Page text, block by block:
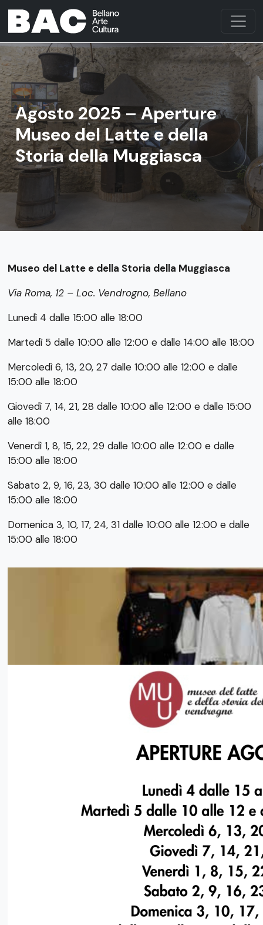
Agosto 2025 – Aperture
Museo del Latte e della
Storia della Muggiasca
Museo del Latte e della Storia della Muggiasca
Via Roma, 12 – Loc. Vendrogno, Bellano
Lunedì 4 dalle 15:00 alle 18:00
Martedì 5 dalle 10:00 alle 12:00 e dalle 14:00 alle 18:00
Mercoledì 6, 13, 20, 27 dalle 10:00 alle 12:00 e dalle
15:00 alle 18:00
Giovedì 7, 14, 21, 28 dalle 10:00 alle 12:00 e dalle 15:00
alle 18:00
Venerdì 1, 8, 15, 22, 29 dalle 10:00 alle 12:00 e dalle
15:00 alle 18:00
Sabato 2, 9, 16, 23, 30 dalle 10:00 alle 12:00 e dalle
15:00 alle 18:00
Domenica 3, 10, 17, 24, 31 dalle 10:00 alle 12:00 e dalle
15:00 alle 18:00